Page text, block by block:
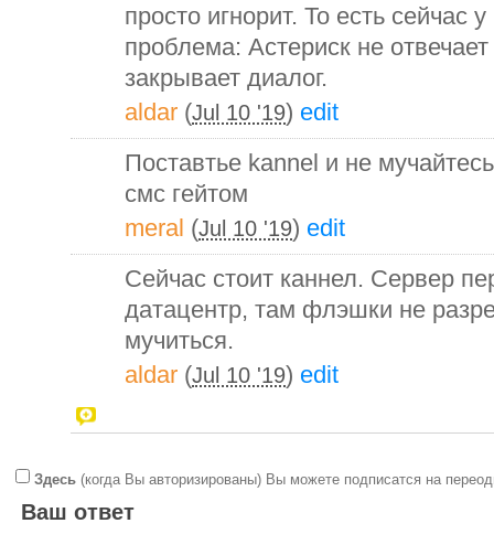
просто игнорит. То есть сейчас
проблема: Астериск не
закрывает диалог.
aldar (Jul 10 '19) edit
Поставтье kannel и не
смс гейтом
meral (Jul 10 '19) edit
Сейчас стоит каннел. Сервер
датацентр, там флэшки не
мучиться.
aldar (Jul 10 '19) edit
Здесь (когда Вы авторизированы) Вы можете подписатся на
Ваш ответ